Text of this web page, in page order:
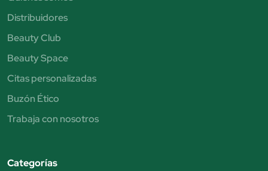
Distribuidores
Beauty Club
Beauty Space
Citas personalizadas
Buzón Ético
Trabaja con nosotros
Categorías